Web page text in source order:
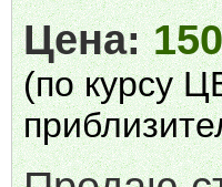
Цена:
(по курсу